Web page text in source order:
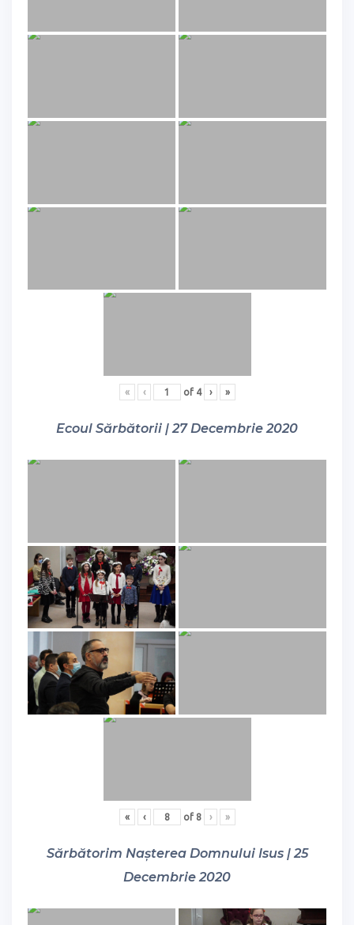
« ‹ of 4 › »
Ecoul Sărbătorii | 27 Decembrie 2020
« ‹ of 8 › »
Sărbătorim Nașterea Domnului Isus | 25
Decembrie 2020